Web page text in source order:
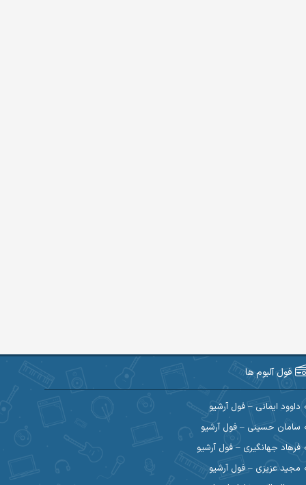
فول آلبوم ها
داوود ایمانی – فول آرشیو
سامان حسینی – فول آرشیو
فرهاد جهانگیری – فول آرشیو
مجید عزیزی – فول آرشیو